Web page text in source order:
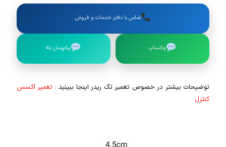
تماس با دفتر خدمات و فروش
واتساپ پیام‌رسان بله
توضیحات بیشتر در خصوص تعمیر تگ ریدر اینجا ببینید : تعمیر اکسس
کنترل